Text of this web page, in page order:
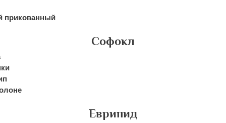
прикованный
Софокл
Еврипид